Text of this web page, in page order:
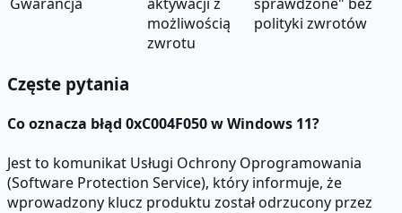
Gwarancja
aktywacji z
możliwością
zwrotu
sprawdzone" bez
polityki zwrotów
Częste pytania
Co oznacza błąd 0xC004F050 w Windows 11?
Jest to komunikat Usługi Ochrony Oprogramowania
(Software Protection Service), który informuje, że
wprowadzony klucz produktu został odrzucony przez